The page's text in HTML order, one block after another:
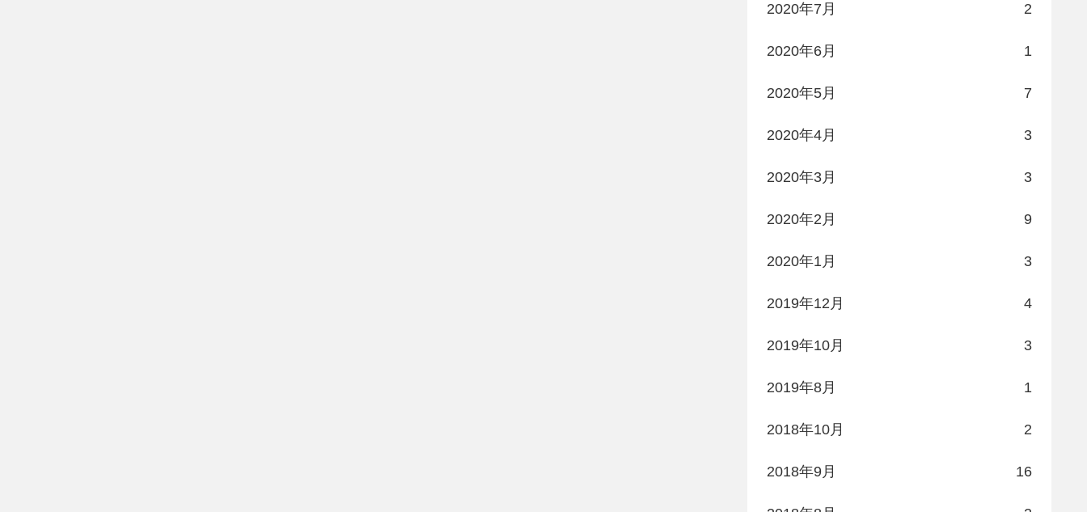
2020年7月 2
2020年6月 1
2020年5月 7
2020年4月 3
2020年3月 3
2020年2月 9
2020年1月 3
2019年12月 4
2019年10月 3
2019年8月 1
2018年10月 2
2018年9月 16